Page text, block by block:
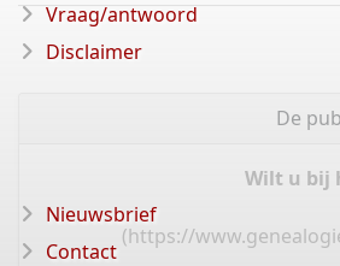
De
Wilt u bij
(https://
Vraag/antwoord
Disclaimer
Nieuwsbrief
Contact